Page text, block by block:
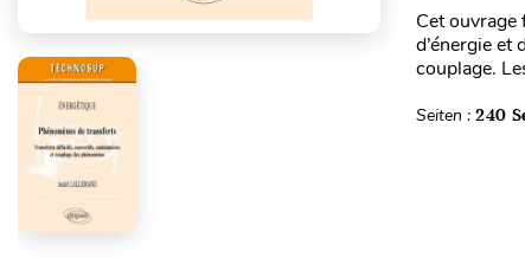
Cet ouvrage
d’énergie
couplage.
Seiten : 240